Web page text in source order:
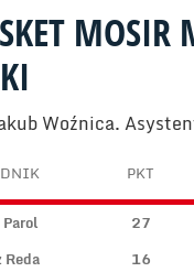
MOSIR
Woźnica.
PKT
27
Reda 16